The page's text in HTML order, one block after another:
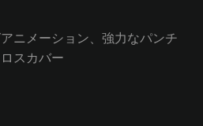
ニメーション、強力なパンチ
スカバー